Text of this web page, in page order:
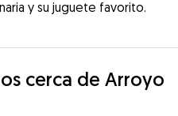
y su juguete favorito.
cerca de Arroyo